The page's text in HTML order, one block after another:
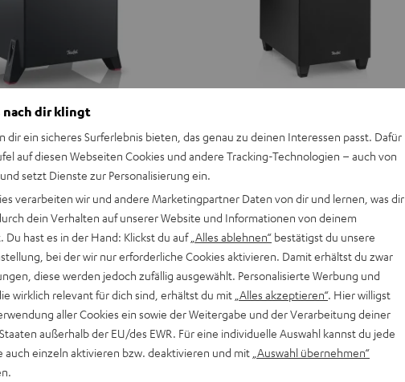
nach dir klingt
dir ein sicheres Surferlebnis bieten, das genau zu deinen Interessen passt. Dafür
auf diesen Webseiten Cookies und andere Tracking-Technologien – auch von
setzt Dienste zur Personalisierung ein.
verarbeiten wir und andere Marketingpartner Daten von dir und lernen, was dir
dein Verhalten auf unserer Website und Informationen von deinem
Du hast es in der Hand: Klickst du auf „Alles ablehnen“ bestätigst du unsere
bei der wir nur erforderliche Cookies aktivieren. Damit erhältst du zwar
diese werden jedoch zufällig ausgewählt. Personalisierte Werbung und
wirklich relevant für dich sind, erhältst du mit „Alles akzeptieren“. Hier willigst
aller Cookies ein sowie der Weitergabe und der Verarbeitung deiner
außerhalb der EU/des EWR. Für eine individuelle Auswahl kannst du jede
auch einzeln aktivieren bzw. deaktivieren und mit „Auswahl übernehmen“